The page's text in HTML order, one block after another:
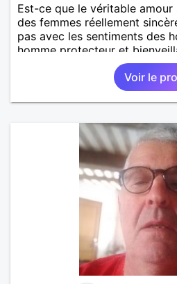
Est-ce que le véritable
des femmes réellement
pas avec les sentiments des
homme protecteur et
d'y croire et pouvoir enfin
que je désir temps. Faux
joyeuseté passer votre
m'intéressez pas du tout!
Voir le